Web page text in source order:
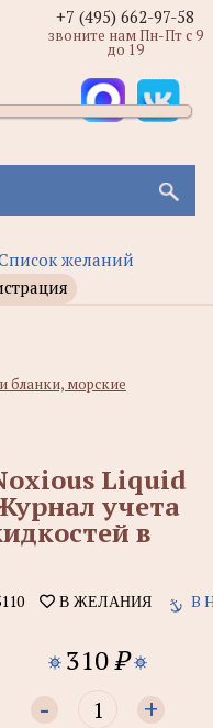
желаний
+7 (495) 662-97-58
звоните нам Пн-Пт с 9
до 19
бланки, морские
Liquid
учета
в
В ЖЕЛАНИЯ В
310₽
- +